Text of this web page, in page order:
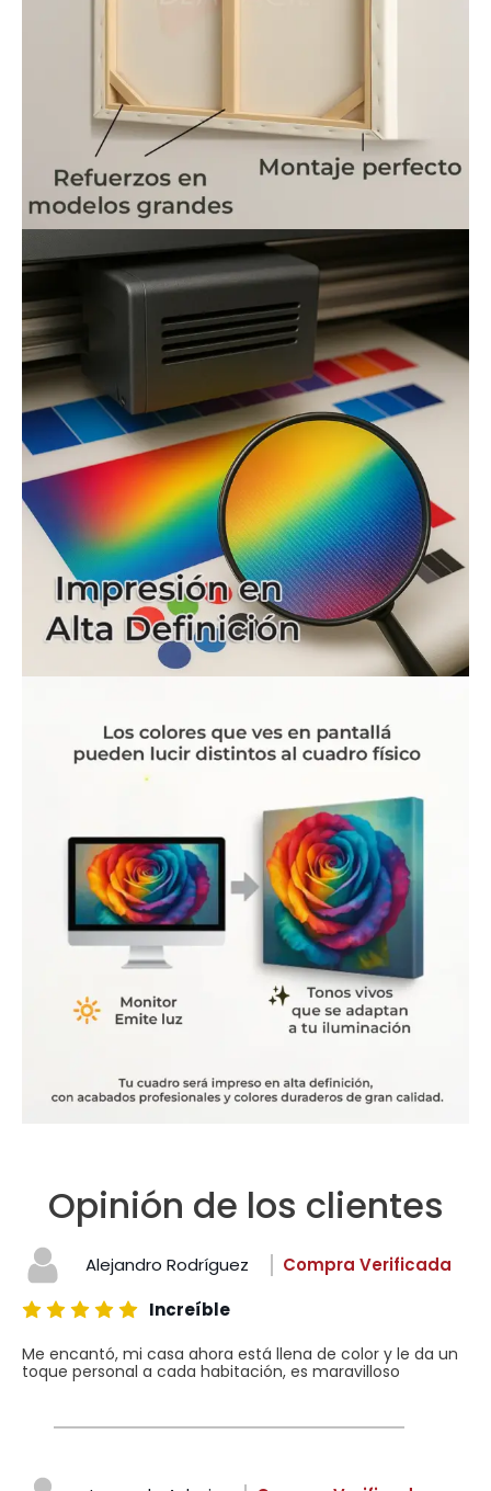
Opinión de los clientes
Alejandro Rodríguez
Compra Verificada
Increíble
Me encantó, mi casa ahora está llena de color y le da un
toque personal a cada habitación, es maravilloso